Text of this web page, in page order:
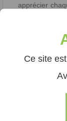
apprécier
danser sur la
Ce site